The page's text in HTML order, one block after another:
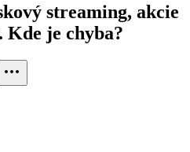
streaming, akcie
Kde je chyba?